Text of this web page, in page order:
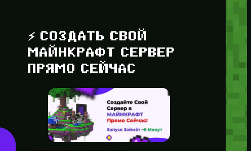
⚡ СОЗДАТЬ СВОЙ
МАЙНКРАФТ СЕРВЕР
ПРЯМО СЕЙЧАС